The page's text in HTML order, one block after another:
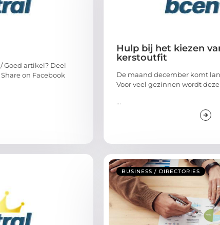
Goed artikel? Deel
on Facebook
Hulp bij het kiezen
kerstoutfit
De maand december komt
Voor veel gezinnen wordt
...
BUSINESS / DIRECTORIES